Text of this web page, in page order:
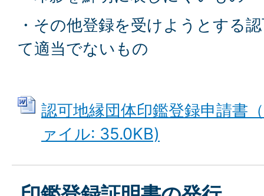
・その他登録を受けようとする
て適当でないもの
認可地縁団体印鑑登録申請書
ァイル: 35.0KB)